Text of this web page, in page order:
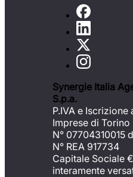
Synergie Italia
S.p.a.
P.IVA e
Imprese di Torino
N° 07704310015
N° REA 917734
Capitale Sociale €
interamente